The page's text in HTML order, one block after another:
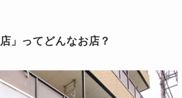
」ってどんなお店？